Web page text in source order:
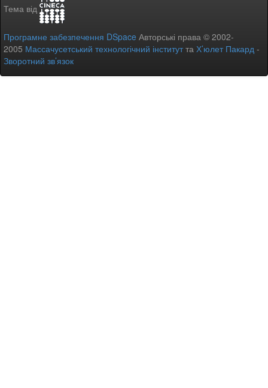
Тема від
Програмне забезпечення DSpace Авторські права © 2002-
2005 Массачусетський технологічний інститутта Х’юлет Пакард -
Зворотний зв’язок